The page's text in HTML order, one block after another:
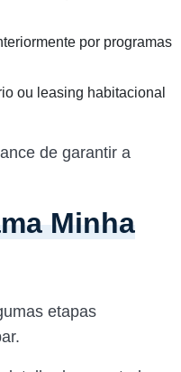
por programas
ou leasing habitacional
de garantir a
Minha
etapas